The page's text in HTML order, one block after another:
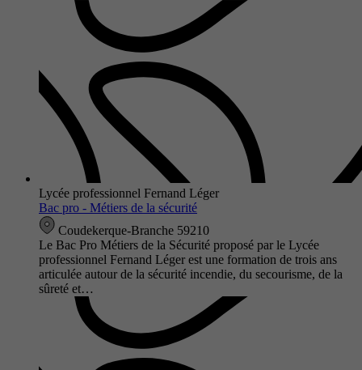
Lycée professionnel Fernand Léger
Bac pro - Métiers de la sécurité
Coudekerque-Branche 59210
Le Bac Pro Métiers de la Sécurité proposé par le Lycée
professionnel Fernand Léger est une formation de trois ans
articulée autour de la sécurité incendie, du secourisme, de la
sûreté et…